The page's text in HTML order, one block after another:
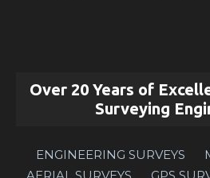
Over 20 Years of
Surveying
ENGINEERING SURVEYS
AERIAL SURVEYS
GPS